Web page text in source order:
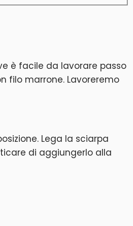
è facile da lavorare passo
filo marrone. Lavoreremo
Lega la sciarpa
di aggiungerlo alla